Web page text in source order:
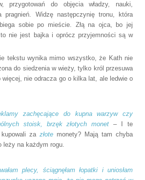
przygotowań do objęcia władzy, nauki,
pragnień. Widzę następczynię tronu, która
sobie po mieście. Złą na ojca, bo jej
to nie jest bajka i oprócz przyjemności są w
tekstu wynika mimo wszystko, że Kath nie
do siedzenia w wieży, tylko król przesuwa
więcej, nie odracza go o kilka lat, ale ledwie o
zachęcające do kupna warzyw czy
stoisk, brzęk złotych monet – I te
za złote monety? Mają tam chyba
leży na każdym rogu.
plecy, ściągnęłam łopatki i uniosłam